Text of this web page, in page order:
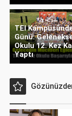
TEI
Günü:
Okulu 12. Kez
Yaptı